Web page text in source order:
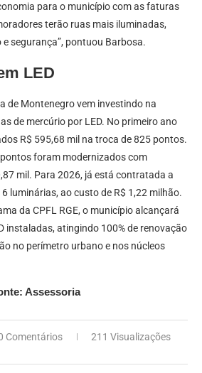
para o município com as faturas
terão ruas mais iluminadas,
segurança”, pontuou Barbosa.
LED
de Montenegro vem investindo na
de mercúrio por LED. No primeiro ano
R$ 595,68 mil na troca de 825 pontos.
foram modernizados com
mil. Para 2026, já está contratada a
luminárias, ao custo de R$ 1,22 milhão.
da CPFL RGE, o município alcançará
instaladas, atingindo 100% de renovação
no perímetro urbano e nos núcleos
Assessoria
Comentários 211 Visualizações